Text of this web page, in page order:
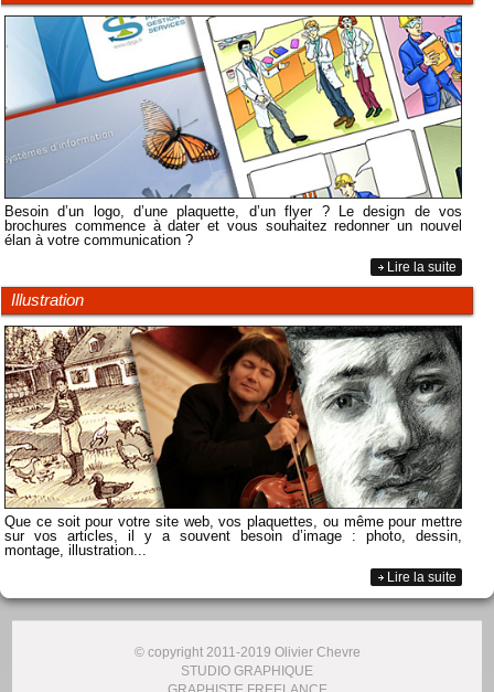
Besoin d’un logo, d’une plaquette, d’un flyer ? Le design de vos
brochures commence à dater et vous souhaitez redonner un nouvel
élan à votre communication ?
Lire la suite
Illustration
Que ce soit pour votre site web, vos plaquettes, ou même pour mettre
sur vos articles, il y a souvent besoin d’image : photo, dessin,
montage, illustration...
Lire la suite
© copyright 2011-2019 Olivier Chevre
STUDIO GRAPHIQUE